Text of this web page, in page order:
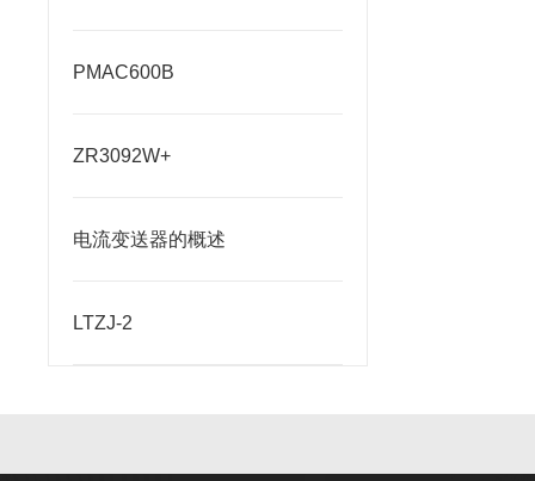
PMAC600B
ZR3092W+
电流变送器的概述
LTZJ-2